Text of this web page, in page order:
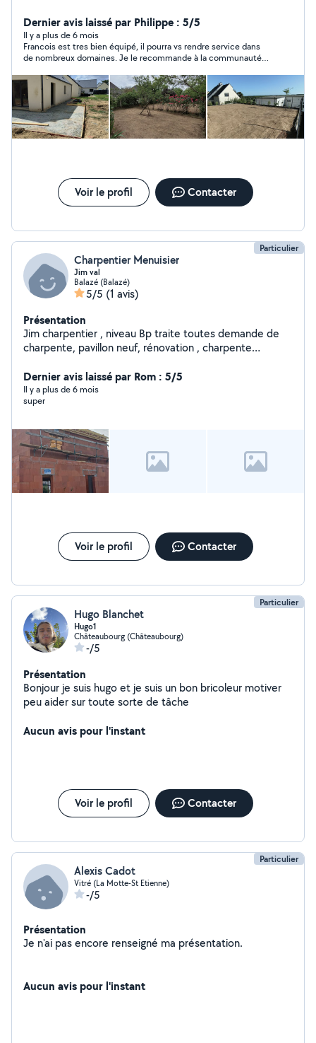
d'efficacité. Équipements professionnels dans de
nombreux domaines. TP: Terrassement, réseaux,
aménagement, maçonnerie,... Bâtiment: Maçonnerie,
sols, placo, aménagement,... Extérieur: Aménagement,
semis de gazon, tonte, débroussaillage, taille,... Au
plaisir de vous servir
Dernier avis laissé par Philippe : 5/5
Il y a plus de 6 mois
Francois est tres bien équipé, il pourra vs rendre service dans
de nombreux domaines. Je le recommande à la communauté
Voir le profil Contacter
Particulier
Charpentier Menuisier
Jim val
Balazé (Balazé)
5/5 (1 avis)
Présentation
Jim charpentier , niveau Bp traite toutes demande de
charpente, pavillon neuf, rénovation , charpente
répondre en menuiserie. Val carreleur , carrelage
intérieur ,extérieur (que sur plot ), neuf , réno ect Nous
traitons ainsi l aménagement ext ( clôture rigide ...) o6
Dernier avis laissé par Rom : 5/5
Il y a plus de 6 mois
super
Voir le profil Contacter
Particulier
Hugo Blanchet
Hugo1
Châteaubourg (Châteaubourg)
-/5
Présentation
Bonjour je suis hugo et je suis un bon bricoleur motiver
peu aider sur toute sorte de tâche
Aucun avis pour l'instant
Voir le profil Contacter
Particulier
Alexis Cadot
Vitré (La Motte-St Etienne)
-/5
Présentation
Je n'ai pas encore renseigné ma présentation.
Aucun avis pour l'instant